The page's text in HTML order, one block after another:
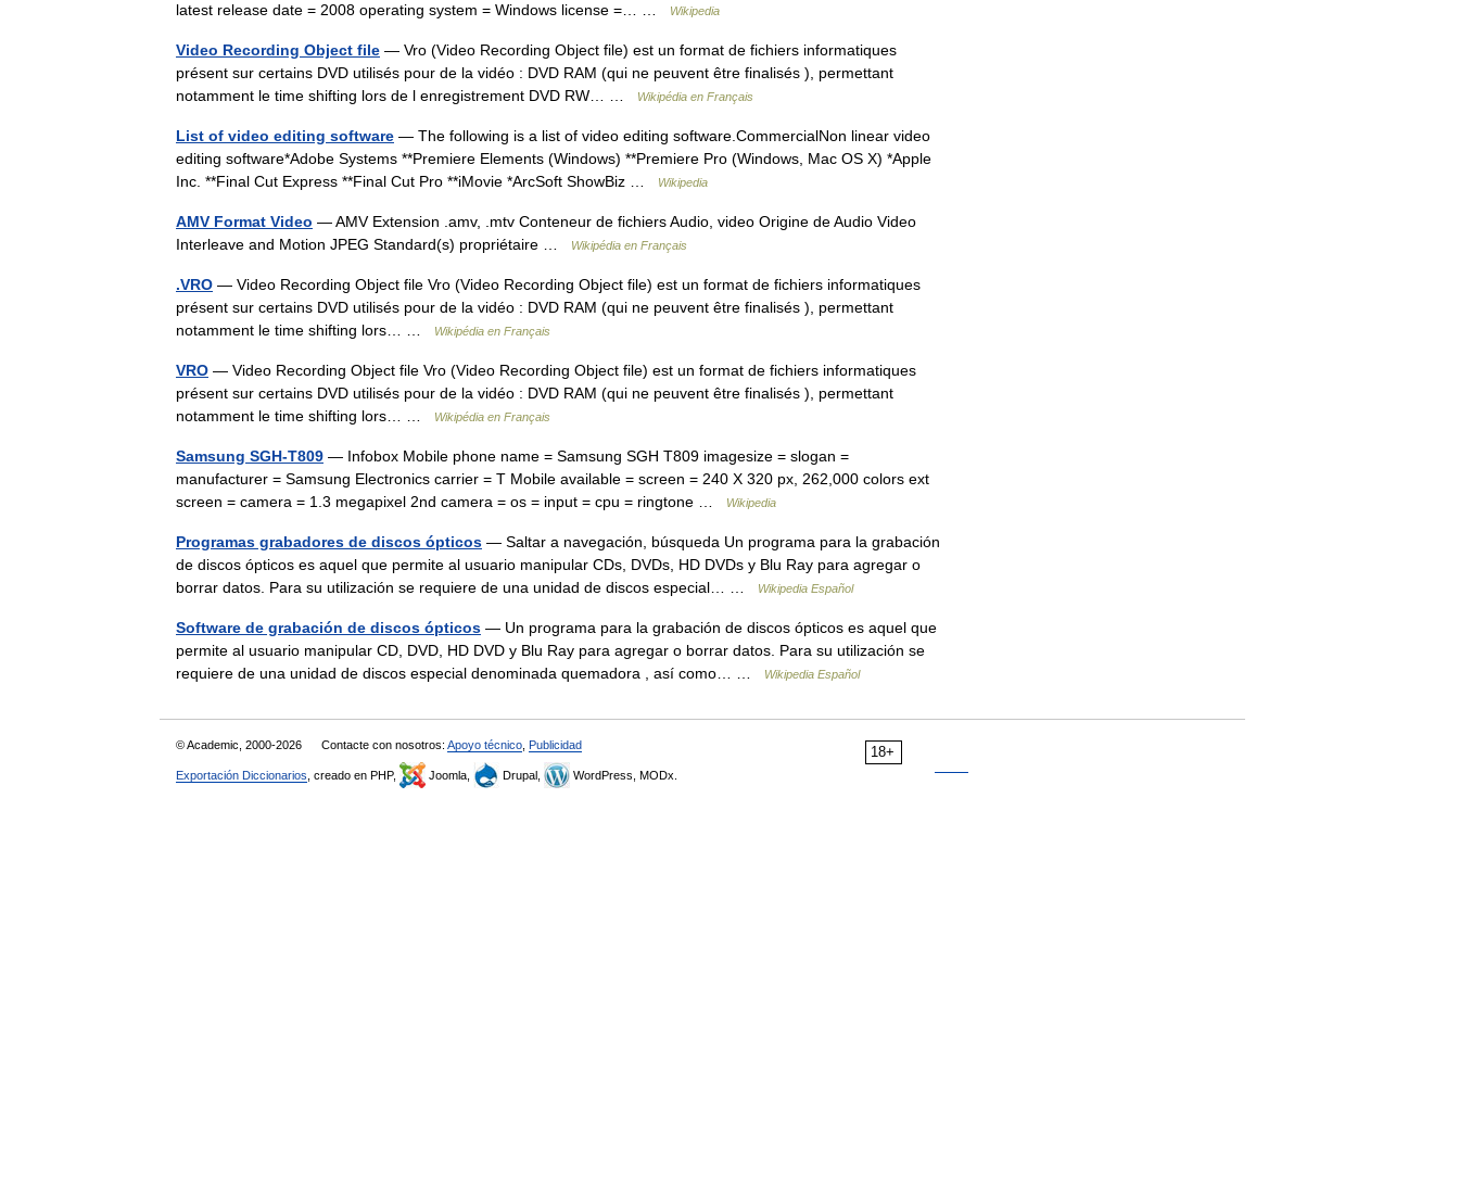
latest release date = 2008 operating system = Windows license =… …
Wikipedia
Video Recording Object file — Vro (Video Recording Object file) est un format de fichiers informatiques
présent sur certains DVD utilisés pour de la vidéo : DVD RAM (qui ne peuvent être finalisés ), permettant
notamment le time shifting lors de l enregistrement DVD RW… …
Wikipédia en Français
List of video editing software — The following is a list of video editing software.CommercialNon linear video
editing software*Adobe Systems **Premiere Elements (Windows) **Premiere Pro (Windows, Mac OS X) *Apple
Inc. **Final Cut Express **Final Cut Pro **iMovie *ArcSoft ShowBiz …
Wikipedia
AMV Format Video — AMV Extension .amv, .mtv Conteneur de fichiers Audio, video Origine de Audio Video
Interleave and Motion JPEG Standard(s) propriétaire …
Wikipédia en Français
.VRO — Video Recording Object file Vro (Video Recording Object file) est un format de fichiers informatiques
présent sur certains DVD utilisés pour de la vidéo : DVD RAM (qui ne peuvent être finalisés ), permettant
notamment le time shifting lors… …
Wikipédia en Français
VRO — Video Recording Object file Vro (Video Recording Object file) est un format de fichiers informatiques
présent sur certains DVD utilisés pour de la vidéo : DVD RAM (qui ne peuvent être finalisés ), permettant
notamment le time shifting lors… …
Wikipédia en Français
Samsung SGH-T809 — Infobox Mobile phone name = Samsung SGH T809 imagesize = slogan =
manufacturer = Samsung Electronics carrier = T Mobile available = screen = 240 X 320 px, 262,000 colors ext
screen = camera = 1.3 megapixel 2nd camera = os = input = cpu = ringtone …
Wikipedia
Programas grabadores de discos ópticos — Saltar a navegación, búsqueda Un programa para la grabación
de discos ópticos es aquel que permite al usuario manipular CDs, DVDs, HD DVDs y Blu Ray para agregar o
borrar datos. Para su utilización se requiere de una unidad de discos especial… …
Wikipedia Español
Software de grabación de discos ópticos — Un programa para la grabación de discos ópticos es aquel que
permite al usuario manipular CD, DVD, HD DVD y Blu Ray para agregar o borrar datos. Para su utilización se
requiere de una unidad de discos especial denominada quemadora , así como… …
Wikipedia Español
18+
© Academic, 2000-2026 Contacte con nosotros: Apoyo técnico Publicidad
Exportación Diccionarios , creado en PHP, Joomla, Drupal, WordPress, MODx.